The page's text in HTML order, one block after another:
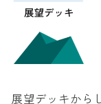
展望デッキから